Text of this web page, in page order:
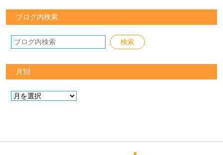
ブログ内検索
月別